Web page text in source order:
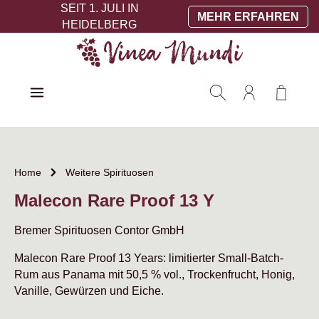
Zum Hauptinhalt springen
SEIT 1. JULI IN
HEIDELBERG
MEHR ERFAHREN
Home Weitere Spirituosen
Malecon Rare Proof 13 Y
Bremer Spirituosen Contor GmbH
Malecon Rare Proof 13 Years: limitierter Small-Batch-
Rum aus Panama mit 50,5 % vol., Trockenfrucht, Honig,
Vanille, Gewürzen und Eiche.